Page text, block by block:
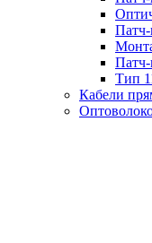
Патч-
Тип
Кабели